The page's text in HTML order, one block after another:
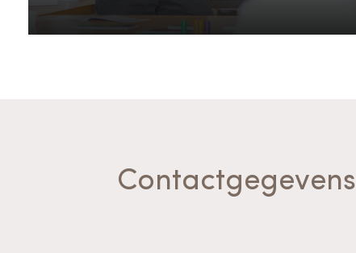
Contactgegevens